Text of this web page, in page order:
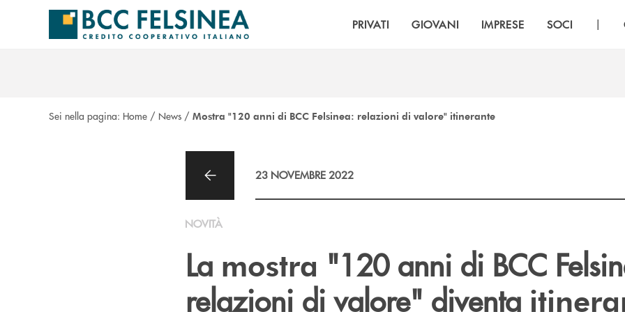
Salta al contenuto principale
PRIVATI GIOVANI IMPRESE SOCI |
Sei nella pagina: Home / News / Mostra "120 anni di BCC Felsinea: relazioni di valore" itinerante
23 NOVEMBRE 2022
NOVITÀ
La mostra "120 anni di BCC
relazioni di valore" diventa